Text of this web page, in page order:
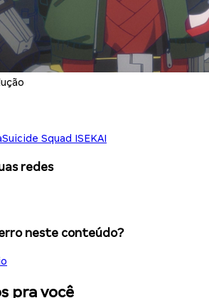
Suicide Squad ISEKAI
redes
neste conteúdo?
pra você